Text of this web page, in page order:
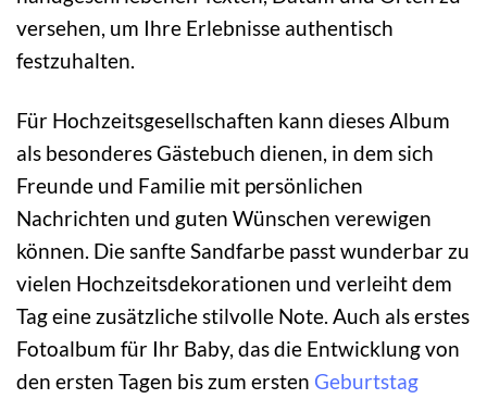
versehen, um Ihre Erlebnisse authentisch
festzuhalten.
Für Hochzeitsgesellschaften kann dieses Album
als besonderes Gästebuch dienen, in dem sich
Freunde und Familie mit persönlichen
Nachrichten und guten Wünschen verewigen
können. Die sanfte Sandfarbe passt wunderbar zu
vielen Hochzeitsdekorationen und verleiht dem
Tag eine zusätzliche stilvolle Note. Auch als erstes
Fotoalbum für Ihr Baby, das die Entwicklung von
den ersten Tagen bis zum ersten Geburtstag